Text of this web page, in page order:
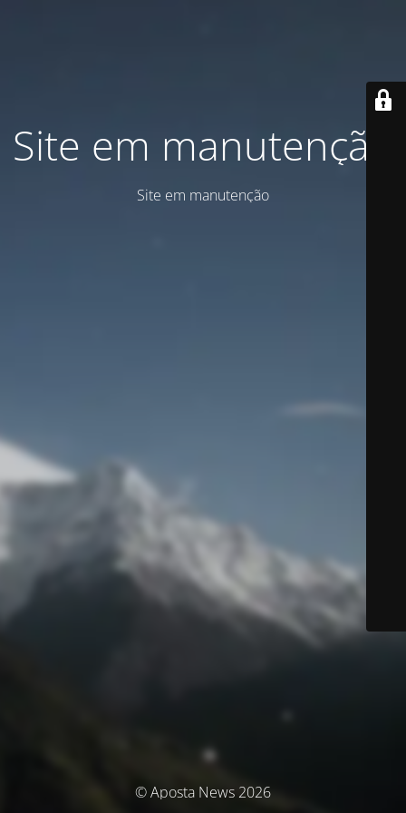
Site em manutenção
Site em manutenção
© Aposta News 2026